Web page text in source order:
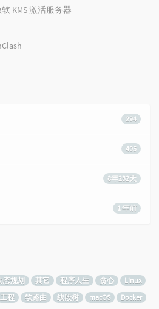
KMS 激活服务器
294
405
8年232天
1 年前
态规划 其它 程序人生 贪心
Linux
工程 软路由 线段树 macOS Docker